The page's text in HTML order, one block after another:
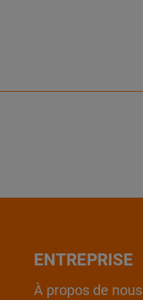
ENTREPRISE
À propos de nous